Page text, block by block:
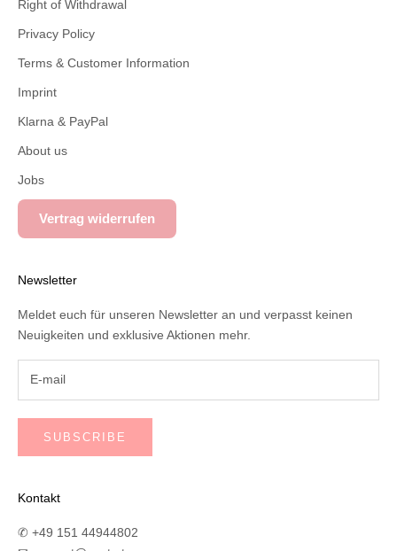
Right of Withdrawal
Privacy Policy
Terms & Customer Information
Imprint
Klarna & PayPal
About us
Jobs
Vertrag widerrufen
Newsletter
Meldet euch für unseren Newsletter an und verpasst keinen
Neuigkeiten und exklusive Aktionen mehr.
SUBSCRIBE
Kontakt
✆ +49 151 44944802